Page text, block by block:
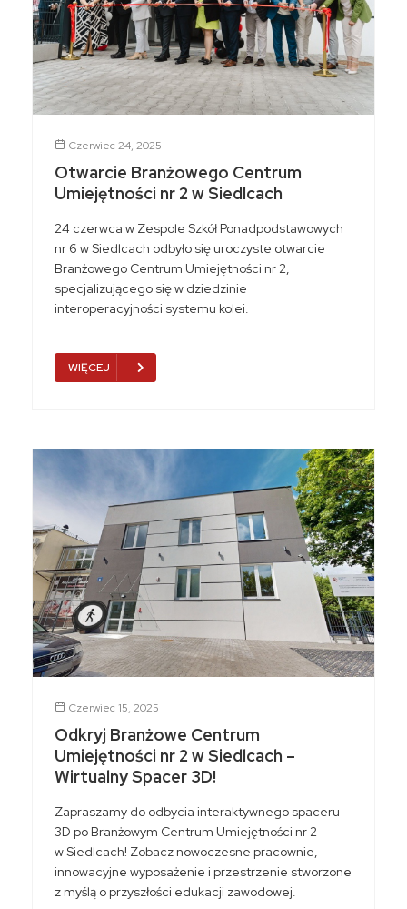
Czerwiec 24, 2025
Otwarcie Branżowego Centrum
Umiejętności nr 2 w Siedlcach
24 czerwca w Zespole Szkół Ponadpodstawowych
nr 6 w Siedlcach odbyło się uroczyste otwarcie
Branżowego Centrum Umiejętności nr 2,
specjalizującego się w dziedzinie
interoperacyjności systemu kolei.
WIĘCEJ
Czerwiec 15, 2025
Odkryj Branżowe Centrum
Umiejętności nr 2 w Siedlcach –
Wirtualny Spacer 3D!
Zapraszamy do odbycia interaktywnego spaceru
3D po Branżowym Centrum Umiejętności nr 2
w Siedlcach! Zobacz nowoczesne pracownie,
innowacyjne wyposażenie i przestrzenie stworzone
z myślą o przyszłości edukacji zawodowej.